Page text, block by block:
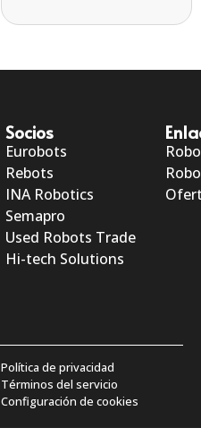
Socios
Eurobots
Rebots
INA Robotics
Semapro
Used Robots Trade
Hi-tech Solutions
Política de privacidad
Términos del servicio
Configuración de cookies